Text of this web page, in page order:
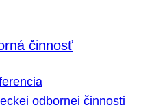
činnosť
odbornej činnosti